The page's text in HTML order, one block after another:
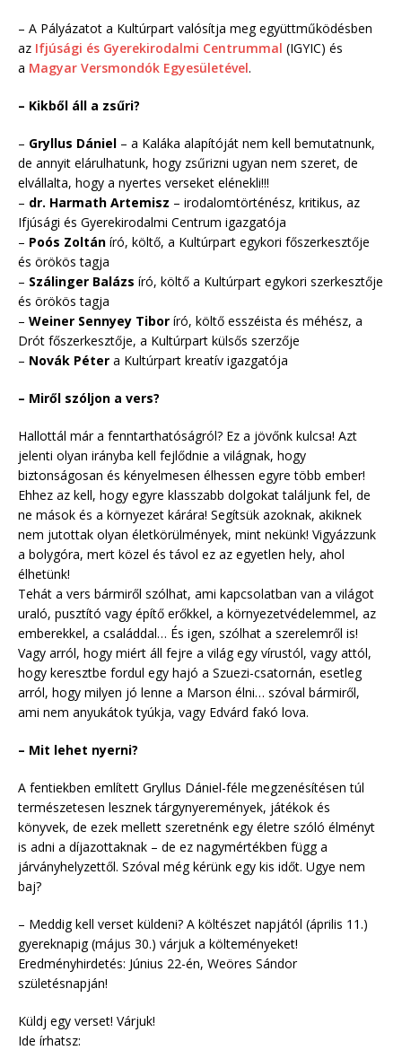
– A Pályázatot a Kultúrpart valósítja meg együttműködésben
az Ifjúsági és Gyerekirodalmi Centrummal (IGYIC) és
a Magyar Versmondók Egyesületével.
– Kikből áll a zsűri?
– Gryllus Dániel – a Kaláka alapítóját nem kell bemutatnunk,
de annyit elárulhatunk, hogy zsűrizni ugyan nem szeret, de
elvállalta, hogy a nyertes verseket elénekli!!!
– dr. Harmath Artemisz – irodalomtörténész, kritikus, az
Ifjúsági és Gyerekirodalmi Centrum igazgatója
– Poós Zoltán író, költő, a Kultúrpart egykori főszerkesztője
és örökös tagja
– Szálinger Balázs író, költő a Kultúrpart egykori szerkesztője
és örökös tagja
– Weiner Sennyey Tibor író, költő esszéista és méhész, a
Drót főszerkesztője, a Kultúrpart külsős szerzője
– Novák Péter a Kultúrpart kreatív igazgatója
– Miről szóljon a vers?
Hallottál már a fenntarthatóságról? Ez a jövőnk kulcsa! Azt
jelenti olyan irányba kell fejlődnie a világnak, hogy
biztonságosan és kényelmesen élhessen egyre több ember!
Ehhez az kell, hogy egyre klasszabb dolgokat találjunk fel, de
ne mások és a környezet kárára! Segítsük azoknak, akiknek
nem jutottak olyan életkörülmények, mint nekünk! Vigyázzunk
a bolygóra, mert közel és távol ez az egyetlen hely, ahol
élhetünk!
Tehát a vers bármiről szólhat, ami kapcsolatban van a világot
uraló, pusztító vagy építő erőkkel, a környezetvédelemmel, az
emberekkel, a családdal… És igen, szólhat a szerelemről is!
Vagy arról, hogy miért áll fejre a világ egy vírustól, vagy attól,
hogy keresztbe fordul egy hajó a Szuezi-csatornán, esetleg
arról, hogy milyen jó lenne a Marson élni… szóval bármiről,
ami nem anyukátok tyúkja, vagy Edvárd fakó lova.
– Mit lehet nyerni?
A fentiekben említett Gryllus Dániel-féle megzenésítésen túl
természetesen lesznek tárgynyeremények, játékok és
könyvek, de ezek mellett szeretnénk egy életre szóló élményt
is adni a díjazottaknak – de ez nagymértékben függ a
járványhelyzettől. Szóval még kérünk egy kis időt. Ugye nem
baj?
– Meddig kell verset küldeni? A költészet napjától (április 11.)
gyereknapig (május 30.) várjuk a költeményeket!
Eredményhirdetés: Június 22-én, Weöres Sándor
születésnapján!
Küldj egy verset! Várjuk!
Ide írhatsz: